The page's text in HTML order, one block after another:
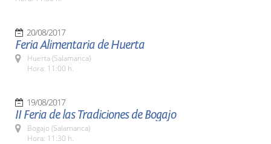
20/08/2017
Feria Alimentaria de Huerta
Huerta (Salamanca)
Hora: 11:00 h.
19/08/2017
II Feria de las Tradiciones de Bogajo
Bogajo (Salamanca)
Hora: 11:30 h.